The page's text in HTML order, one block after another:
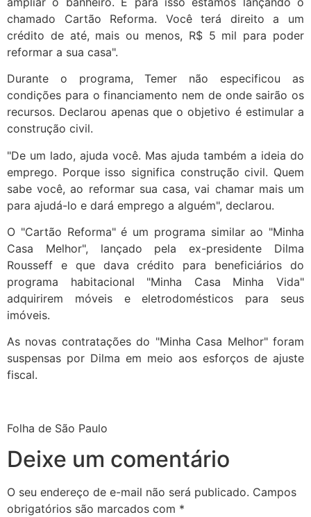
chamado Cartão Reforma. Você terá direito a um
crédito de até, mais ou menos, R$ 5 mil para poder
reformar a sua casa".
Durante o programa, Temer não especificou as
condições para o financiamento nem de onde sairão os
recursos. Declarou apenas que o objetivo é estimular a
construção civil.
"De um lado, ajuda você. Mas ajuda também a ideia do
emprego. Porque isso significa construção civil. Quem
sabe você, ao reformar sua casa, vai chamar mais um
para ajudá-lo e dará emprego a alguém", declarou.
O "Cartão Reforma" é um programa similar ao "Minha
Casa Melhor", lançado pela ex-presidente Dilma
Rousseff e que dava crédito para beneficiários do
programa habitacional "Minha Casa Minha Vida"
adquirirem móveis e eletrodomésticos para seus
imóveis.
As novas contratações do "Minha Casa Melhor" foram
suspensas por Dilma em meio aos esforços de ajuste
fiscal.
Folha de São Paulo
Deixe um comentário
O seu endereço de e-mail não será publicado. Campos
obrigatórios são marcados com *